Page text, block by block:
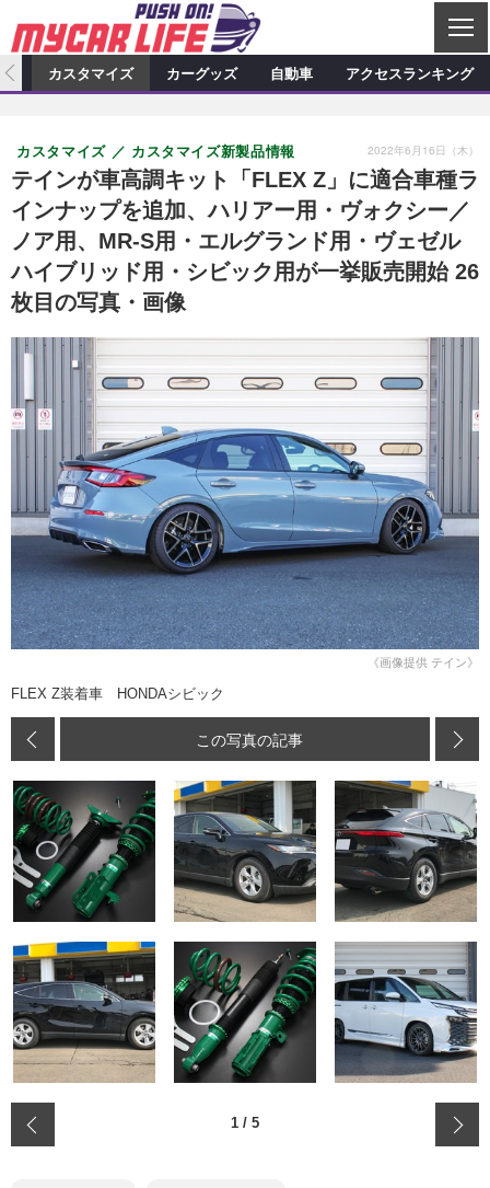
C
L
S
カーオーディオ
プロショップ検索 ショップ訪問記
カーオーディオニュース デモカー製作記
その他
カスタマイズ特集記事 カスタマイズ新製品情報
カスタマイズニュース
カーグッズ
カーグッズ特集記事 カーグッズ新製品情報
カーグッズニュース
自動車
ニュース 試乗記
スクープ
アクセスランキング
カスタマイズ カーグッズ 自動車 アクセスランキング
テインが車高調キット「FLEX Z」に適合車種ラ
インナップを追加、ハリアー用・ヴォクシー／
ノア用、MR-S用・エルグランド用・ヴェゼル
ハイブリッド用・シビック用が一挙販売開始 26
枚目の写真・画像
カスタマイズ カスタマイズ新製品情報 2022年6月16日（木）
《画像提供 テイン》
FLEX Z装着車 HONDAシビック
この写真の記事
1 / 5